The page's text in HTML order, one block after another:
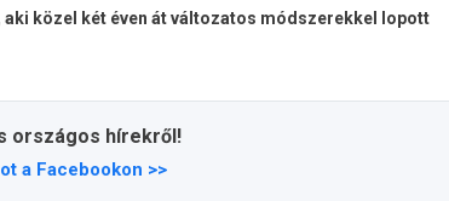
közel két éven át változatos módszerekkel lopott
országos hírekről!
a Facebookon >>